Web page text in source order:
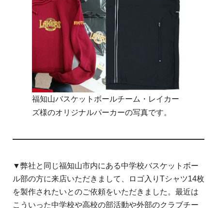
福知山バスケットボールチーム・レイカー
ズ様のオリジナルパーカーの写真です。
▼弊社と同じ福知山市内にある中学校バスケットボー
ル部の方に来店いただきまして、ロゴ入りTシャツ14枚
を製作されたいとのご依頼をいただきました。最近は
こういった中学校や高校の部活動や外部のクラブチー